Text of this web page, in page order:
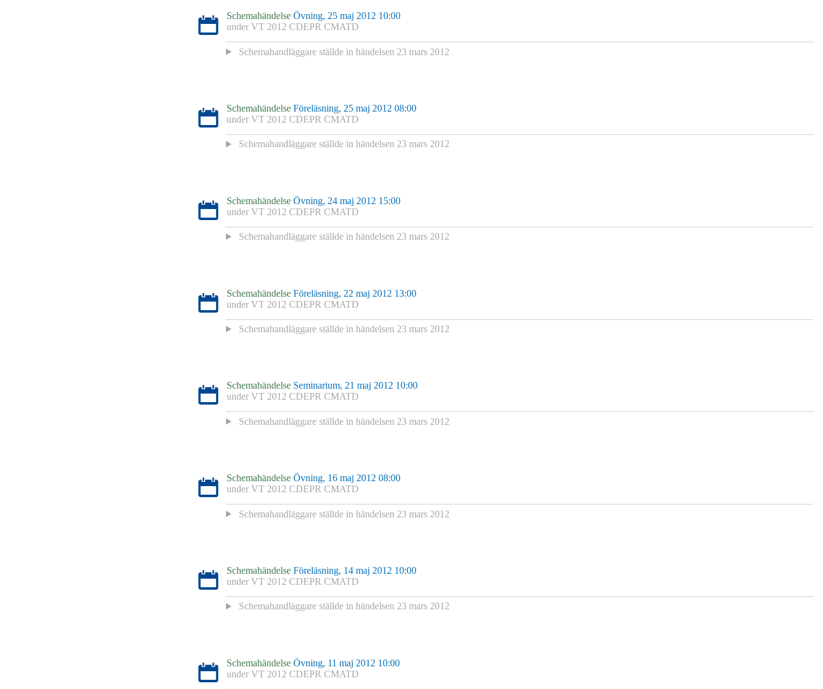
Schemahändelse Övning, 25 maj 2012 10:00
under VT 2012 CDEPR CMATD
Schemahandläggare ställde in händelsen 23 mars 2012
Schemahändelse Föreläsning, 25 maj 2012 08:00
under VT 2012 CDEPR CMATD
Schemahandläggare ställde in händelsen 23 mars 2012
Schemahändelse Övning, 24 maj 2012 15:00
under VT 2012 CDEPR CMATD
Schemahandläggare ställde in händelsen 23 mars 2012
Schemahändelse Föreläsning, 22 maj 2012 13:00
under VT 2012 CDEPR CMATD
Schemahandläggare ställde in händelsen 23 mars 2012
Schemahändelse Seminarium, 21 maj 2012 10:00
under VT 2012 CDEPR CMATD
Schemahandläggare ställde in händelsen 23 mars 2012
Schemahändelse Övning, 16 maj 2012 08:00
under VT 2012 CDEPR CMATD
Schemahandläggare ställde in händelsen 23 mars 2012
Schemahändelse Föreläsning, 14 maj 2012 10:00
under VT 2012 CDEPR CMATD
Schemahandläggare ställde in händelsen 23 mars 2012
Schemahändelse Övning, 11 maj 2012 10:00
under VT 2012 CDEPR CMATD